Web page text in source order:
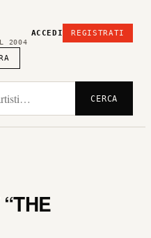
2004
ACCEDI REGISTRATI
CERCA